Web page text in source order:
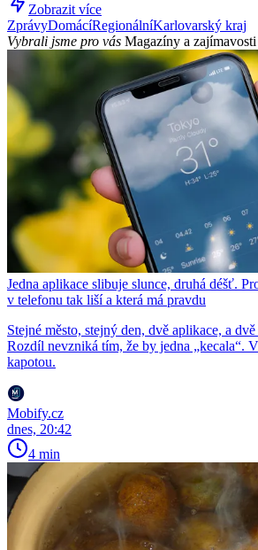
Zobrazit více
ZprávyDomácíRegionálníKarlovarský kraj
Vybrali jsme pro vás Magazíny a zajímavosti
Jedna aplikace slibuje slunce, druhá déšť.
v telefonu tak liší a která má pravdu
Stejné město, stejný den, dvě aplikace, a
Rozdíl nevzniká tím, že by jedna „kecala“.
kapotou.
Mobify.cz
dnes, 20:42
4 min